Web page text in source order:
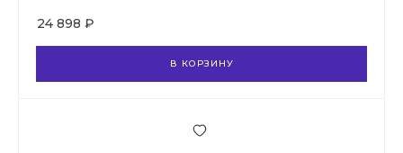
24 898 ₽
В КОРЗИНУ